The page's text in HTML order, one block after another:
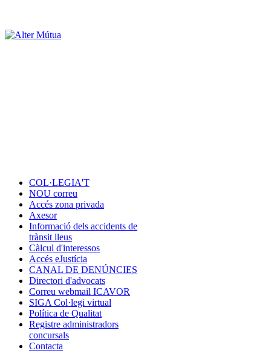
COL·LEGIA'T
NOU correu
Accés zona privada
Axesor
Informació dels accidents de
trànsit lleus
Càlcul d'interessos
Accés eJustícia
CANAL DE DENÚNCIES
Directori d'advocats
Correu webmail ICAVOR
SIGA Col·legi virtual
Política de Qualitat
Registre administradors
concursals
Contacta